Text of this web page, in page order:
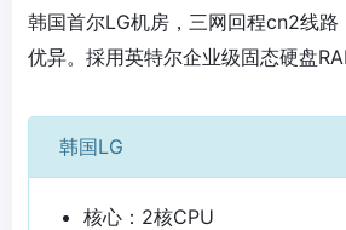
韩国首尔LG机房，三网回程cn2线路
优异。採用英特尔企业级固态硬盘
韩国LG
核心：2核CPU